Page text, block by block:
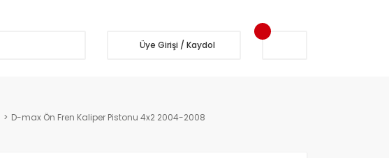
Üye Girişi / Kaydol
D-max Ön Fren Kaliper Pistonu 4x2 2004-2008